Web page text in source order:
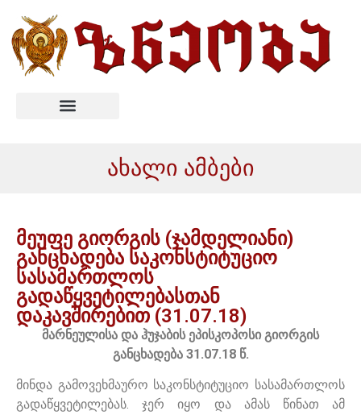
ახალი ამბები
მეუფე გიორგის (ჯამდელიანი)
განცხადება საკონსტიტუციო
სასამართლოს
გადაწყვეტილებასთან
დაკავშირებით (31.07.18)
მარნეულისა და ჰუჯაბის ეპისკოპოსი გიორგის
განცხადება 31.07.18 წ.
მინდა გამოვეხმაურო საკონსტიტუციო სასამართლოს
გადაწყვეტილებას. ჯერ იყო და ამას წინათ ამ